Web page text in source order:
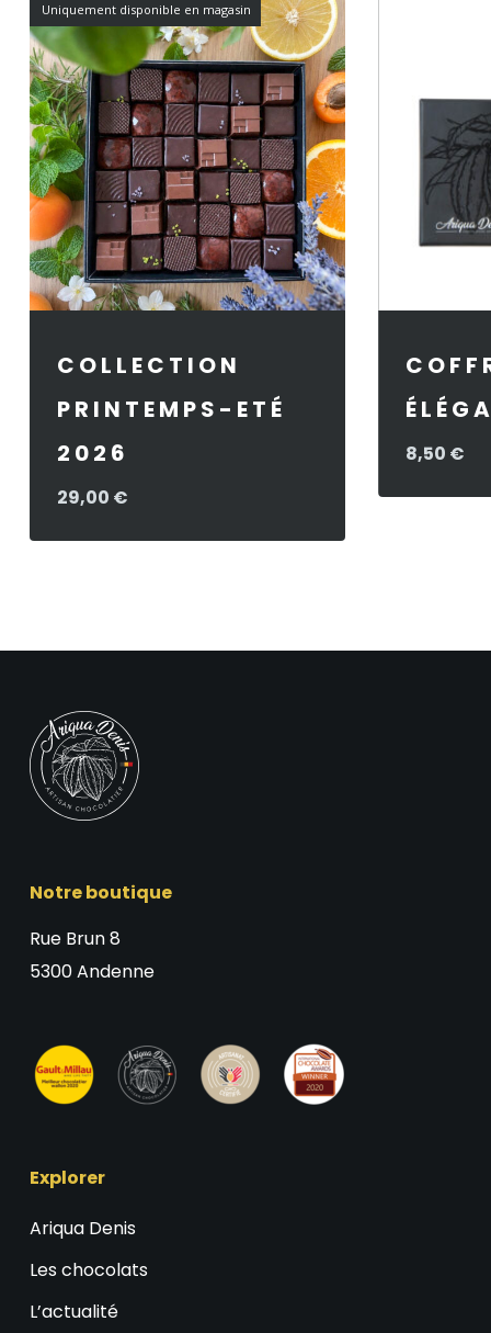
Uniquement disponible en magasin
COLLECTION
PRINTEMPS-ETÉ
2026
29,00 €
8,50 €
Notre boutique
Rue Brun 8
5300 Andenne
Explorer
Ariqua Denis
Les chocolats
L’actualité